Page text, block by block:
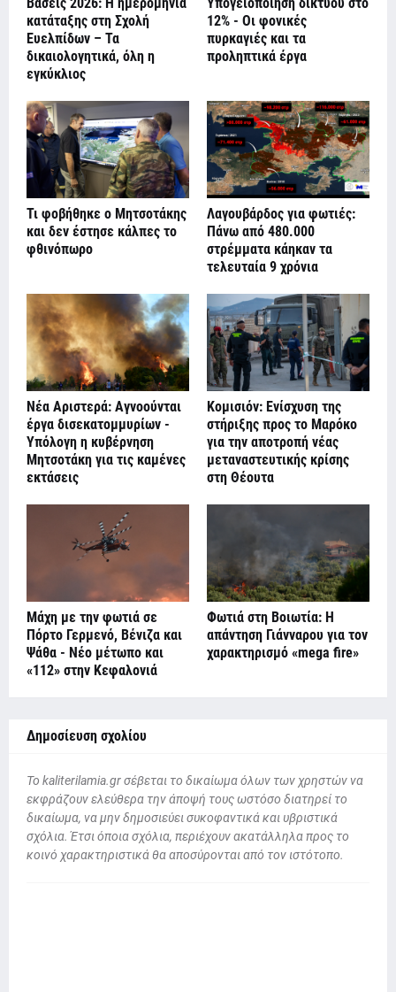
κατάταξης στη Σχολή
Ευελπίδων – Τα
δικαιολογητικά, όλη η
εγκύκλιος
12% - Οι φονικές
πυρκαγιές και τα
προληπτικά έργα
Τι φοβήθηκε ο Μητσοτάκης
και δεν έστησε κάλπες το
φθινόπωρο
Λαγουβάρδος για φωτιές:
Πάνω από 480.000
στρέμματα κάηκαν τα
τελευταία 9 χρόνια
Νέα Αριστερά: Αγνοούνται
έργα δισεκατομμυρίων -
Υπόλογη η κυβέρνηση
Μητσοτάκη για τις καμένες
εκτάσεις
Κομισιόν: Ενίσχυση της
στήριξης προς το Μαρόκο
για την αποτροπή νέας
μεταναστευτικής κρίσης
στη Θέουτα
Μάχη με την φωτιά σε
Πόρτο Γερμενό, Βένιζα και
Ψάθα - Νέο μέτωπο και
«112» στην Κεφαλονιά
Φωτιά στη Βοιωτία: Η
απάντηση Γιάνναρου για τον
χαρακτηρισμό «mega fire»
Δημοσίευση σχολίου
To kaliterilamia.gr σέβεται το δικαίωμα όλων των χρηστών να
εκφράζουν ελεύθερα την άποψή τους ωστόσο διατηρεί το
δικαίωμα, να μην δημοσιεύει συκοφαντικά και υβριστικά
σχόλια. Έτσι όποια σχόλια, περιέχουν ακατάλληλα προς το
κοινό χαρακτηριστικά θα αποσύρονται από τον ιστότοπο.